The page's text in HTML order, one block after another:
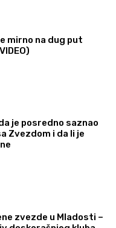
mirno na dug put
je posredno saznao
Zvezdom i da li je
zvezde u Mladosti –